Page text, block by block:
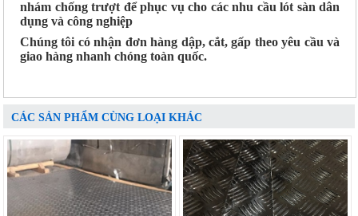
nhám chống trượt để phục vụ cho các nhu cầu lót sàn dân
dụng và công nghiệp
Chúng tôi có nhận đơn hàng dập, cắt, gấp theo yêu cầu và
giao hàng nhanh chóng toàn quốc.
CÁC SẢN PHẨM CÙNG LOẠI KHÁC